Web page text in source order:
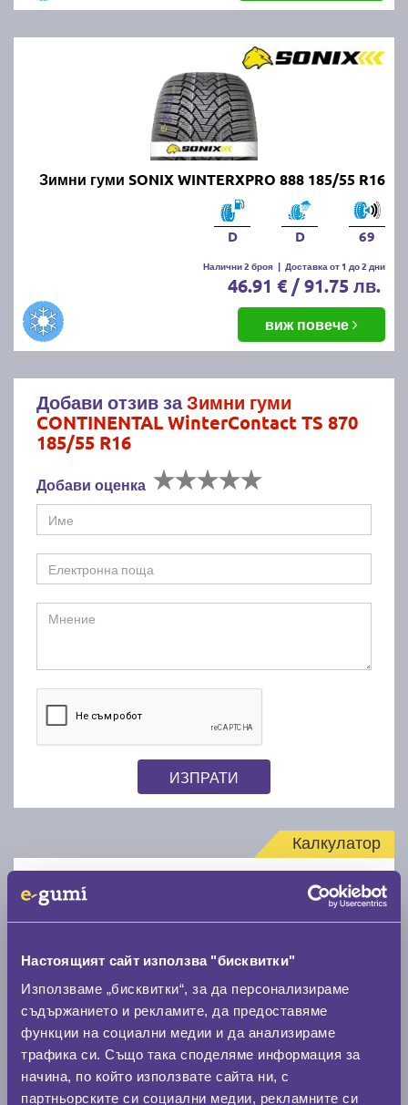
Настоящият сайт използва "бисквитки"
Използваме „бисквитки“, за да персонализираме
съдържанието и рекламите, да предоставяме
функции на социални медии и да анализираме
трафика си. Също така споделяме информация за
начина, по който използвате сайта ни, с
партньорските си социални медии, рекламните си
Зимни гуми SONIX WINTERXPRO 888 185/55 R16
D D 69
Налични 2 броя | Доставка от 1 до 2 дни
46.91 € / 91.75 лв.
виж повече
Добави отзив заЗимни гуми
CONTINENTAL WinterContact TS 870
185/55 R16
Добави оценка
ИЗПРАТИ
Калкулатор
Нов размер